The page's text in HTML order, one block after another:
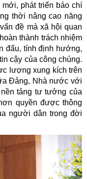
phát triển báo chí
thời nâng cao năng
đề mà xã hội quan
thành trách nhiệm
đấu, tính định hướng,
cậy của công chúng.
lượng xung kích trên
Đảng, Nhà nước với
tảng tư tưởng của
quyền được thông
người dân trong đời